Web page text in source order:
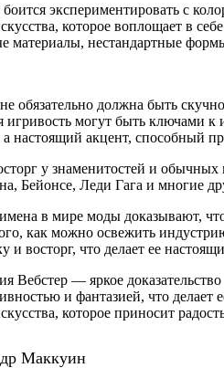
экспериментировать с
которое воплощает в
материалы, нестандартные
обязательно должна быть
игривость могут быть ключами
а настоящий акцент, способный
у знаменитостей и обычных
Бейонсе, Леди Гага и многие
в мире моды доказывают,
как можно освежить
восторг, что делает ее
Вебстер — яркое
и фантазией, что
которое приносит
Маккуин